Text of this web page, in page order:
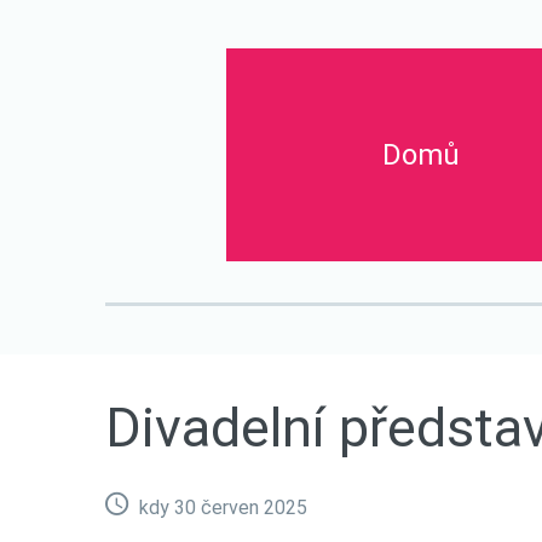
Domů
Divadelní
kdy 30 červen 2025